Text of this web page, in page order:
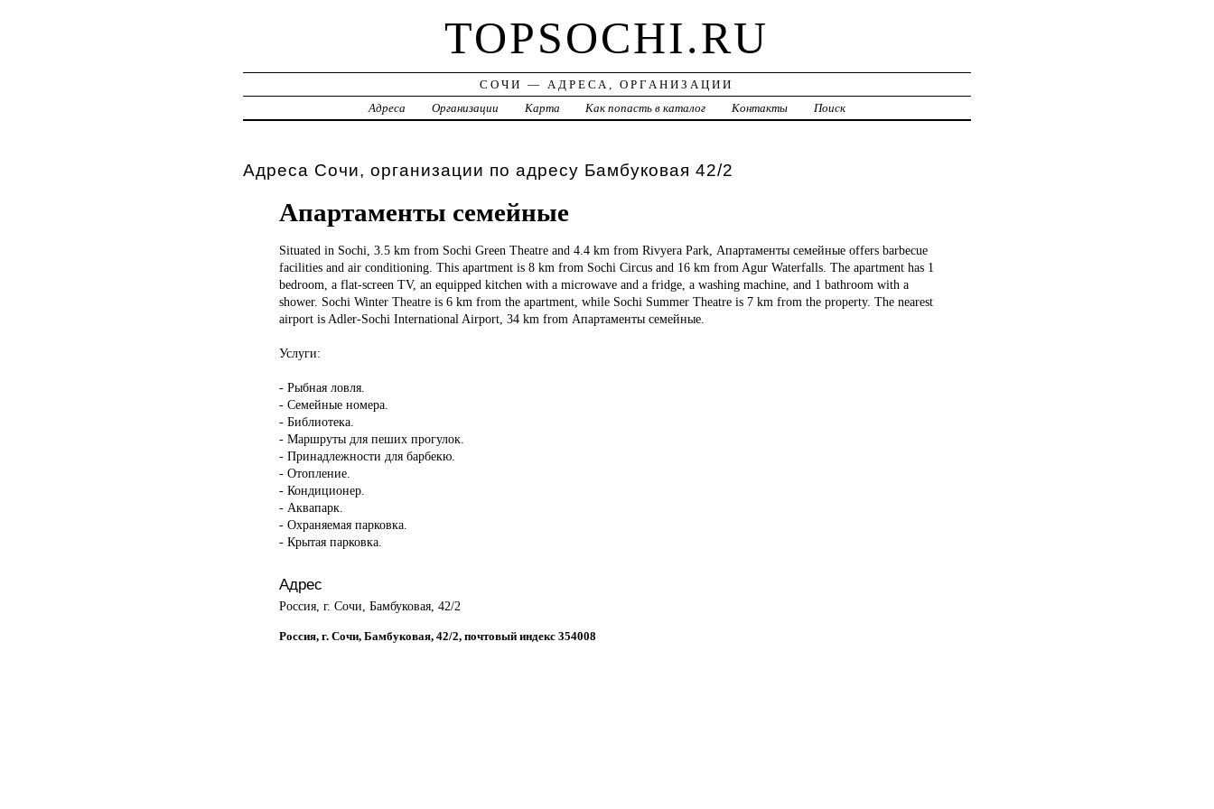
TOPSOCHI.RU
СОЧИ — АДРЕСА, ОРГАНИЗАЦИИ
Адреса
Организации Карта Как попасть в каталог Контакты Поиск
Адреса Сочи, организации по адресу Бамбуковая 42/2
Апартаменты семейные
Situated in Sochi, 3.5 km from Sochi Green Theatre and 4.4 km from Rivyera Park, Апартаменты семейные offers barbecue
facilities and air conditioning. This apartment is 8 km from Sochi Circus and 16 km from Agur Waterfalls. The apartment has 1
bedroom, a flat-screen TV, an equipped kitchen with a microwave and a fridge, a washing machine, and 1 bathroom with a
shower. Sochi Winter Theatre is 6 km from the apartment, while Sochi Summer Theatre is 7 km from the property. The nearest
airport is Adler-Sochi International Airport, 34 km from Апартаменты семейные.
Услуги:
- Рыбная ловля.
- Семейные номера.
- Библиотека.
- Маршруты для пеших прогулок.
- Принадлежности для барбекю.
- Отопление.
- Кондиционер.
- Аквапарк.
- Охраняемая парковка.
- Крытая парковка.
Адрес
Россия, г. Сочи, Бамбуковая, 42/2
Россия, г. Сочи, Бамбуковая, 42/2, почтовый индекс 354008